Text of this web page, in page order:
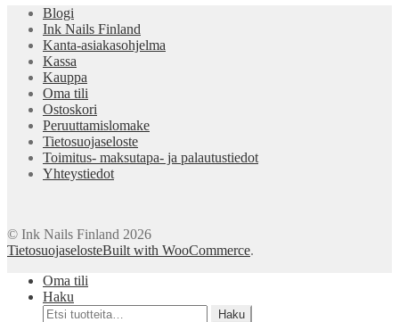
Blogi
Ink Nails Finland
Kanta-asiakasohjelma
Kassa
Kauppa
Oma tili
Ostoskori
Peruuttamislomake
Tietosuojaseloste
Toimitus- maksutapa- ja palautustiedot
Yhteystiedot
© Ink Nails Finland 2026
TietosuojaselosteBuilt with WooCommerce.
Oma tili
Haku
Etsi:
Haku